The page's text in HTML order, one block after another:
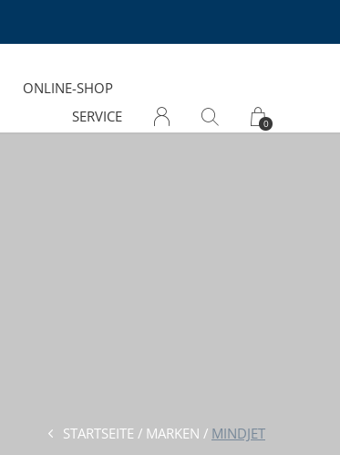
ONLINE-SHOP
SERVICE
0
STARTSEITE MARKEN MINDJET